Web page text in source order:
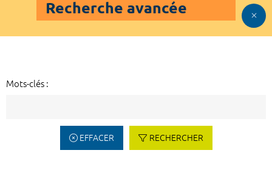
Recherche avancée
Mots-clés :
EFFACER RECHERCHER